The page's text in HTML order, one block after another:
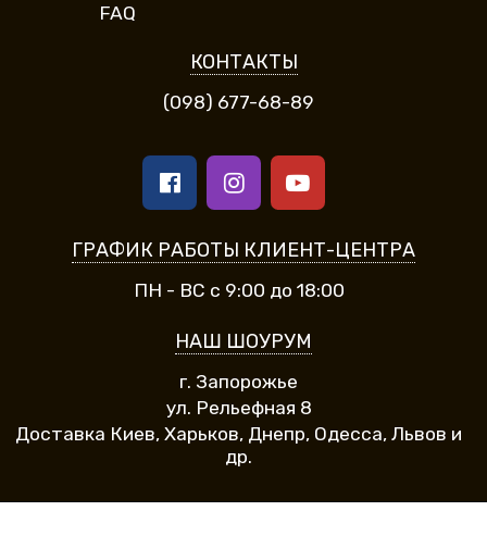
FAQ
КОНТАКТЫ
(098) 677-68-89
ГРАФИК РАБОТЫ КЛИЕНТ-ЦЕНТРА
ПН - ВС с 9:00 до 18:00
НАШ ШОУРУМ
г. Запорожье
ул. Рельефная 8
Доставка Киев, Харьков, Днепр, Одесса, Львов и
др.